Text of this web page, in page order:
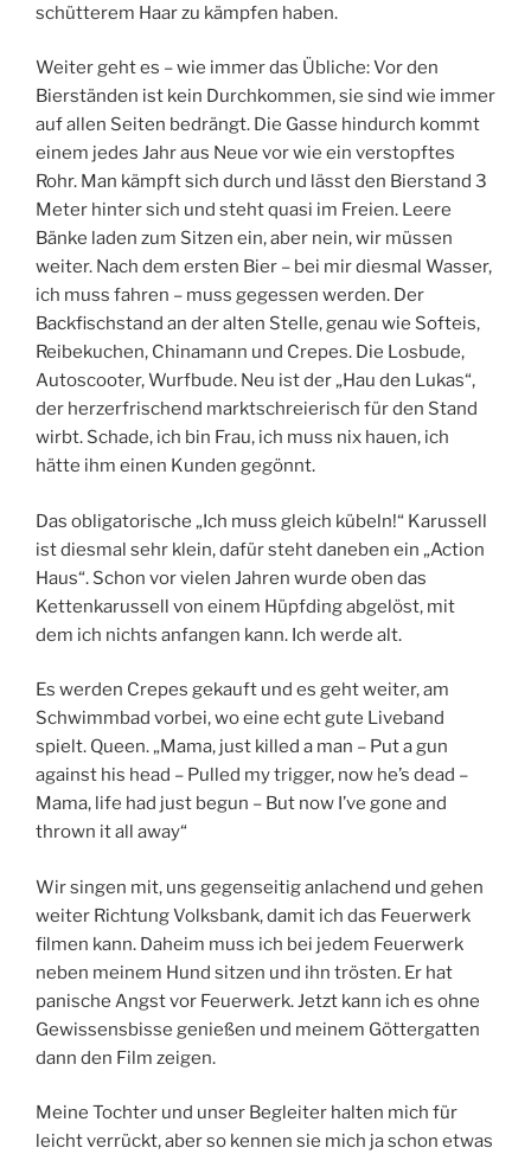
schütterem Haar zu kämpfen haben.
Weiter geht es – wie immer das Übliche: Vor den
Bierständen ist kein Durchkommen, sie sind wie immer
auf allen Seiten bedrängt. Die Gasse hindurch kommt
einem jedes Jahr aus Neue vor wie ein verstopftes
Rohr. Man kämpft sich durch und lässt den Bierstand 3
Meter hinter sich und steht quasi im Freien. Leere
Bänke laden zum Sitzen ein, aber nein, wir müssen
weiter. Nach dem ersten Bier – bei mir diesmal Wasser,
ich muss fahren – muss gegessen werden. Der
Backfischstand an der alten Stelle, genau wie Softeis,
Reibekuchen, Chinamann und Crepes. Die Losbude,
Autoscooter, Wurfbude. Neu ist der „Hau den Lukas“,
der herzerfrischend marktschreierisch für den Stand
wirbt. Schade, ich bin Frau, ich muss nix hauen, ich
hätte ihm einen Kunden gegönnt.
Das obligatorische „Ich muss gleich kübeln!“ Karussell
ist diesmal sehr klein, dafür steht daneben ein „Action
Haus“. Schon vor vielen Jahren wurde oben das
Kettenkarussell von einem Hüpfding abgelöst, mit
dem ich nichts anfangen kann. Ich werde alt.
Es werden Crepes gekauft und es geht weiter, am
Schwimmbad vorbei, wo eine echt gute Liveband
spielt. Queen. „Mama, just killed a man – Put a gun
against his head – Pulled my trigger, now he’s dead –
Mama, life had just begun – But now I’ve gone and
thrown it all away“
Wir singen mit, uns gegenseitig anlachend und gehen
weiter Richtung Volksbank, damit ich das Feuerwerk
filmen kann. Daheim muss ich bei jedem Feuerwerk
neben meinem Hund sitzen und ihn trösten. Er hat
panische Angst vor Feuerwerk. Jetzt kann ich es ohne
Gewissensbisse genießen und meinem Göttergatten
dann den Film zeigen.
Meine Tochter und unser Begleiter halten mich für
leicht verrückt, aber so kennen sie mich ja schon etwas